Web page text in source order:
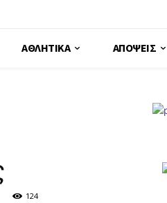
ΑΘΛΗΤΙΚΆ ΑΠΌΨΕΙΣ
124